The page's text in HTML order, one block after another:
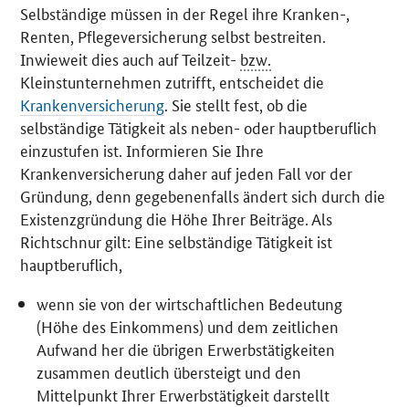
Selbständige müssen in der Regel ihre Kranken-,
Renten, Pflegeversicherung selbst bestreiten.
Inwieweit dies auch auf Teilzeit- bzw.
Kleinstunternehmen zutrifft, entscheidet die
Krankenversicherung. Sie stellt fest, ob die
selbständige Tätigkeit als neben- oder hauptberuflich
einzustufen ist. Informieren Sie Ihre
Krankenversicherung daher auf jeden Fall vor der
Gründung, denn gegebenenfalls ändert sich durch die
Existenzgründung die Höhe Ihrer Beiträge. Als
Richtschnur gilt: Eine selbständige Tätigkeit ist
hauptberuflich,
wenn sie von der wirtschaftlichen Bedeutung
(Höhe des Einkommens) und dem zeitlichen
Aufwand her die übrigen Erwerbstätigkeiten
zusammen deutlich übersteigt und den
Mittelpunkt Ihrer Erwerbstätigkeit darstellt